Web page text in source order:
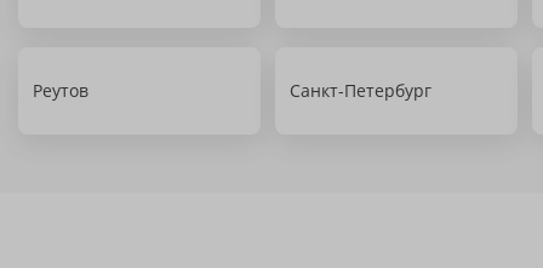
Реутов Санкт-Петербург